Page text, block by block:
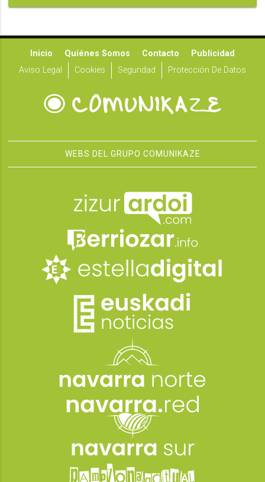
Inicio Quiénes Somos Contacto
Publicidad
Aviso Legal
Cookies Seguridad Protección De Datos
WEBS DEL GRUPO COMUNIKAZE